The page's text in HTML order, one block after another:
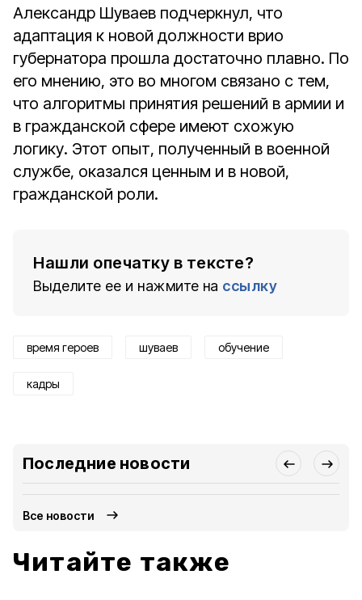
Александр Шуваев подчеркнул, что
адаптация к новой должности врио
губернатора прошла достаточно плавно. По
его мнению, это во многом связано с тем,
что алгоритмы принятия решений в армии и
в гражданской сфере имеют схожую
логику. Этот опыт, полученный в военной
службе, оказался ценным и в новой,
гражданской роли.
Нашли опечатку в тексте?
Выделите ее и нажмите на ссылку
время героев шуваев обучение
кадры
Последние новости
Все новости
Читайте также